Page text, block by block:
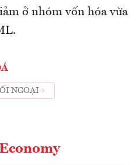
ở nhóm vốn hóa vừa
NGOẠI